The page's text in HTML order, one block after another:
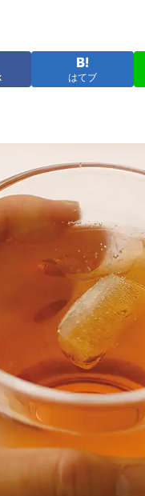
はてブ